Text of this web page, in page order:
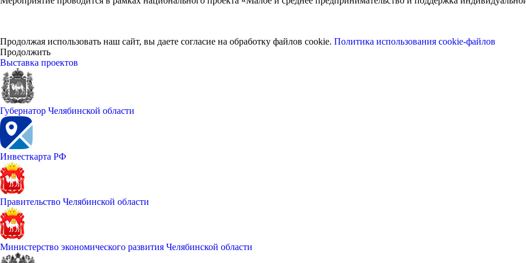
Продолжая использовать наш сайт, вы даете согласие на обработку файлов cookie. Политика использования cookie-файлов
Продолжить
Выставка проектов
Губернатор Челябинской области
Инвесткарта РФ
Правительство Челябинской области
Министерство экономического развития Челябинской области